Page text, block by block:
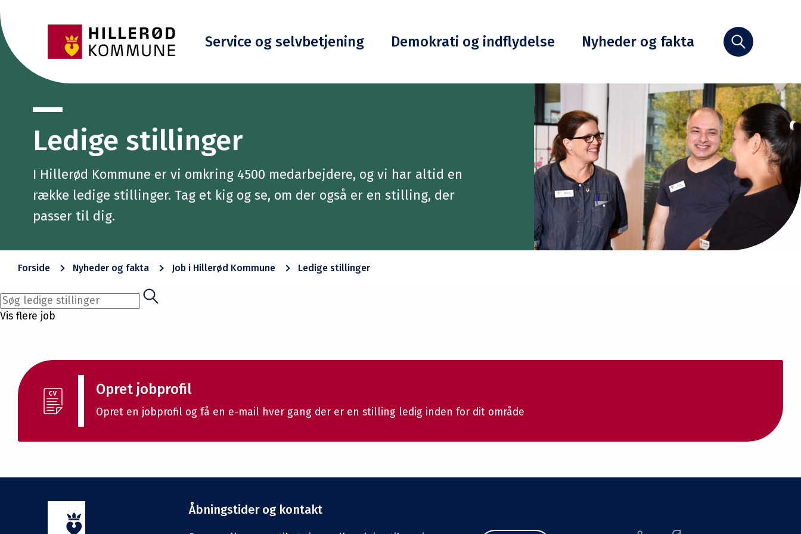
Service og selvbetjening Demokrati og indflydelse Nyheder og fakta Søg
Ledige stillinger
I Hillerød Kommune er vi omkring 4500 medarbejdere, og vi har altid en
række ledige stillinger. Tag et kig og se, om der også er en stilling, der
passer til dig.
Forside Nyheder og fakta Job i Hillerød Kommune Ledige stillinger
Vis flere job
Opret jobprofil
Opret en jobprofil og få en e-mail hver gang der er en stilling ledig inden for dit område
Åbningstider og kontakt